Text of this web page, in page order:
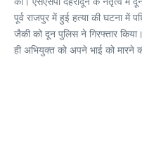
पूर्व राजपुर में हुई हत्या की घटना में
जैकी को दून पुलिस ने गिरफ्तार
ही अभियुक्त को अपने भाई को मारने